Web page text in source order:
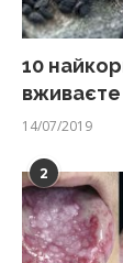
10
вживаєте
14/07/2019
2